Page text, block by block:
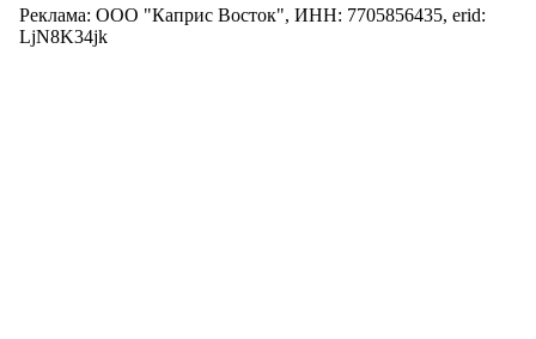
Реклама: ООО "Каприс Восток", ИНН: 7705856435, erid:
LjN8K34jk